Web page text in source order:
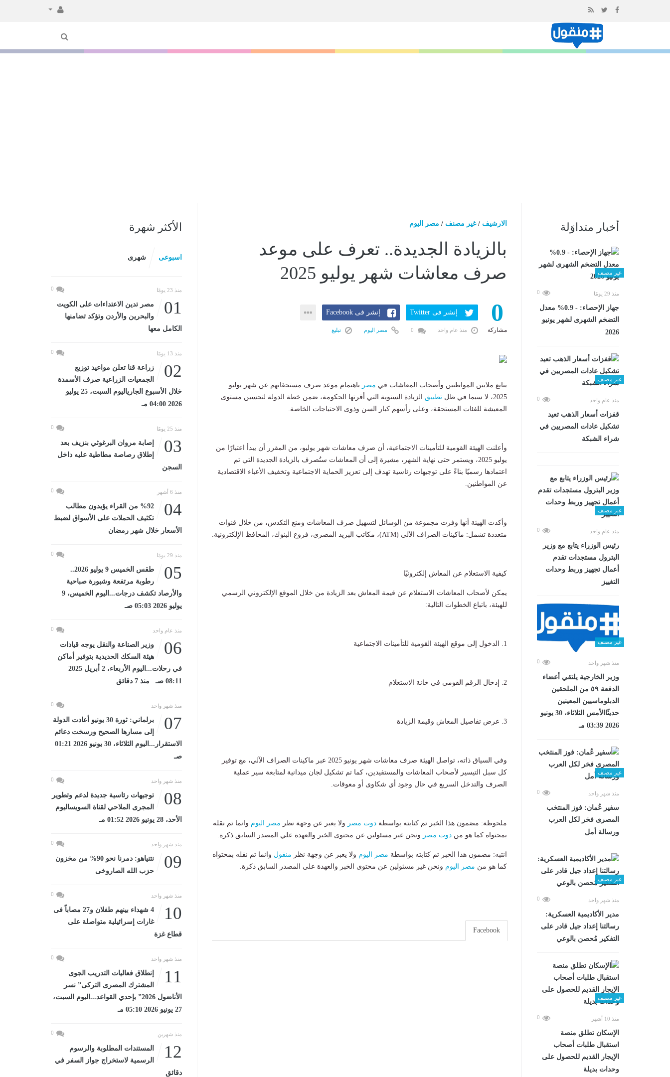
المحتوى
أخبار متداوَلة
غير مصنف
منذ 29 يومًا 0
جهاز الإحصاء: - 0.9% معدل
التضخم الشهرى لشهر يونيو
2026
غير مصنف
منذ عام واحد 0
قفزات أسعار الذهب تعيد
تشكيل عادات المصريين في
شراء الشبكة
غير مصنف
منذ عام واحد 0
رئيس الوزراء يتابع مع وزير
البترول مستجدات تقدم
أعمال تجهيز وربط وحدات
التغييز
غير مصنف
منذ شهر واحد 0
وزير الخارجية يلتقي أعضاء
الدفعة ٥٩ من الملحقين
الدبلوماسيين المعينين
حديثًاالأمس الثلاثاء، 30 يونيو
2026 03:39 مـ
غير مصنف
منذ شهر واحد 0
سفير عُمان: فوز المنتخب
المصرى فخر لكل العرب
ورسالة أمل
غير مصنف
منذ شهر واحد 0
مدير الأكاديمية العسكرية:
رسالتنا إعداد جيل قادر على
التفكير مُحصن بالوعي
غير مصنف
منذ 10 أشهر 0
الإسكان تطلق منصة
استقبال طلبات أصحاب
الإيجار القديم للحصول على
وحدات بديلة
الارشيف /غير مصنف / مصر اليوم
بالزيادة الجديدة.. تعرف على موعد
صرف معاشات شهر يوليو 2025
0
مشاركة
إنشر فى Twitter إنشر فى Facebook
منذ عام واحد مصر اليوم تبليغ
يتابع ملايين المواطنين وأصحاب المعاشات في مصر باهتمام موعد صرف مستحقاتهم عن شهر يوليو
2025، لا سيما في ظل
تطبيق الزيادة السنوية التي أقرتها الحكومة، ضمن خطة الدولة لتحسين مستوى
المعيشة للفئات المستحقة، وعلى رأسهم كبار السن وذوى الاحتياجات الخاصة.
وأعلنت الهيئة القومية للتأمينات الاجتماعية، أن صرف معاشات شهر يوليو، من المقرر أن يبدأ اعتبارًا من
يوليو 2025، ويستمر حتى نهاية الشهر، مشيرة إلى أن المعاشات ستُصرف بالزيادة الجديدة التي تم
اعتمادها رسميًا بناءً على توجيهات رئاسية تهدف إلى تعزيز الحماية الاجتماعية وتخفيف الأعباء الاقتصادية
عن المواطنين.
وأكدت الهيئة أنها وفرت مجموعة من الوسائل لتسهيل صرف المعاشات ومنع التكدس، من خلال قنوات
متعددة تشمل: ماكينات الصراف الآلي (ATM)، مكاتب البريد المصري، فروع البنوك، المحافظ الإلكترونية.
كيفية الاستعلام عن المعاش إلكترونيًا
يمكن لأصحاب المعاشات الاستعلام عن قيمة المعاش بعد الزيادة من خلال الموقع الإلكتروني الرسمي
للهيئة، باتباع الخطوات التالية:
1. الدخول إلى موقع الهيئة القومية للتأمينات الاجتماعية
2. إدخال الرقم القومي في خانة الاستعلام
3. عرض تفاصيل المعاش وقيمة الزيادة
وفي السياق ذاته، تواصل الهيئة صرف معاشات شهر يونيو 2025 عبر ماكينات الصراف الآلي، مع توفير
كل سبل التيسير لأصحاب المعاشات والمستفيدين، كما تم تشكيل لجان ميدانية لمتابعة سير عملية
الصرف والتدخل السريع في حال وجود أي شكاوى أو معوقات.
ملحوظة: مضمون هذا الخبر تم كتابته بواسطة دوت مصر ولا يعبر عن وجهة نظر مصر اليوم وانما تم نقله
بمحتواه كما هو من دوت مصر ونحن غير مسئولين عن محتوى الخبر والعهدة علي المصدر السابق ذكرة.
انتبه: مضمون هذا الخبر تم كتابته بواسطة مصر اليوم ولا يعبر عن وجهة نظر منقول وانما تم نقله بمحتواه
كما هو من مصر اليوم ونحن غير مسئولين عن محتوى الخبر والعهدة علي المصدر السابق ذكرة.
Facebook
الأكثر شهرة
اسبوعى شهرى
منذ 23 يومًا 0
01
مصر تدين الاعتداءات على الكويت
والبحرين والأردن وتؤكد تضامنها
الكامل معها
منذ 13 يومًا 0
02
زراعة قنا تعلن مواعيد توزيع
الجمعيات الزراعية صرف الأسمدة
خلال الأسبوع الجارياليوم السبت، 25 يوليو
2026 04:00 مـ
منذ 25 يومًا 0
03
إصابة مروان البرغوثي بنزيف بعد
إطلاق رصاصة مطاطية عليه داخل
السجن
منذ 6 أشهر 0
04
%92 من القراء يؤيدون مطالب
تكثيف الحملات على الأسواق لضبط
الأسعار خلال شهر رمضان
منذ 29 يومًا 0
05
طقس الخميس 9 يوليو 2026..
رطوبة مرتفعة وشبورة صباحية
والأرصاد تكشف درجات...اليوم الخميس، 9
يوليو 2026 05:03 صـ
منذ عام واحد 0
06
وزير الصناعة والنقل يوجه قيادات
هيئة السكك الحديدية بتوفير أماكن
في رحلات...اليوم الأربعاء، 2 أبريل 2025
08:11 صـ منذ 7 دقائق
منذ شهر واحد 0
07
برلماني: ثورة 30 يونيو أعادت الدولة
إلى مسارها الصحيح ورسخت دعائم
الاستقرار...اليوم الثلاثاء، 30 يونيو 2026 01:21
صـ
منذ شهر واحد 0
08
توجيهات رئاسية جديدة لدعم وتطوير
المجرى الملاحي لقناة السويساليوم
الأحد، 28 يونيو 2026 01:52 مـ
منذ شهر واحد 0
09
نتنياهو: دمرنا نحو 90% من مخزون
حزب الله الصاروخى
منذ شهر واحد 0
10
4 شهداء بينهم طفلان و27 مصاباً فى
غارات إسرائيلية متواصلة على
قطاع غزة
منذ شهر واحد 0
11
إنطلاق فعاليات التدريب الجوى
المشترك المصرى التركى” نسر
الأناضول 2026” بإحدي القواعد...اليوم السبت،
27 يونيو 2026 05:10 مـ
منذ شهرين 0
12
المستندات المطلوبة والرسوم
الرسمية لاستخراج جواز السفر في
دقائق